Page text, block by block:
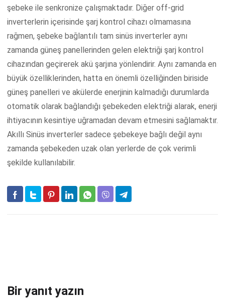
şebeke ile senkronize çalışmaktadır. Diğer off-grid
inverterlerin içerisinde şarj kontrol cihazı olmamasına
rağmen, şebeke bağlantılı tam sinüs inverterler aynı
zamanda güneş panellerinden gelen elektriği şarj kontrol
cihazından geçirerek akü şarjına yönlendirir. Aynı zamanda en
büyük özelliklerinden, hatta en önemli özelliğinden biriside
güneş panelleri ve akülerde enerjinin kalmadığı durumlarda
otomatik olarak bağlandığı şebekeden elektriği alarak, enerji
ihtiyacının kesintiye uğramadan devam etmesini sağlamaktır.
Akıllı Sinüs inverterler sadece şebekeye bağlı değil aynı
zamanda şebekeden uzak olan yerlerde de çok verimli
şekilde kullanılabilir.
Bir yanıt yazın